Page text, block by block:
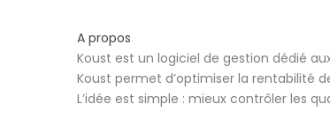
A propos
Koust est un logiciel de gestion dédié
Koust permet d’optimiser la rentabilité
L’idée est simple : mieux contrôler les